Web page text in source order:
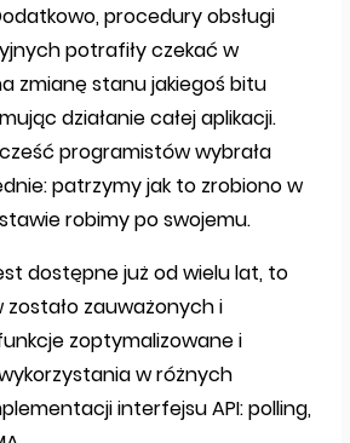
procedury obsługi
potrafiły czekać w
zmianę stanu jakiegoś bitu
działanie całej aplikacji.
programistów wybrała
patrzymy jak to zrobiono w
robimy po swojemu.
dostępne już od wielu lat, to
zostało zauważonych i
zoptymalizowane i
w różnych
interfejsu API: polling,